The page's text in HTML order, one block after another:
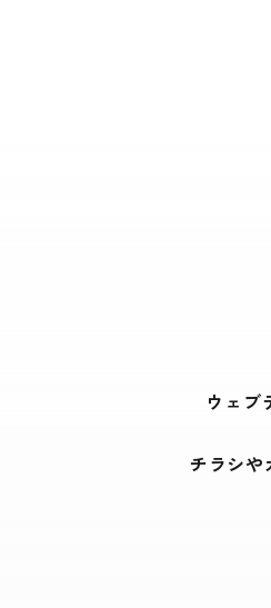
ウェブ
チラシや